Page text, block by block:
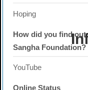
Hoping
How did you find out
Sangha Foundation?
YouTube
Online Status